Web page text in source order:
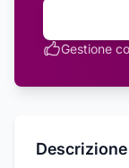
Gestione
Descrizione